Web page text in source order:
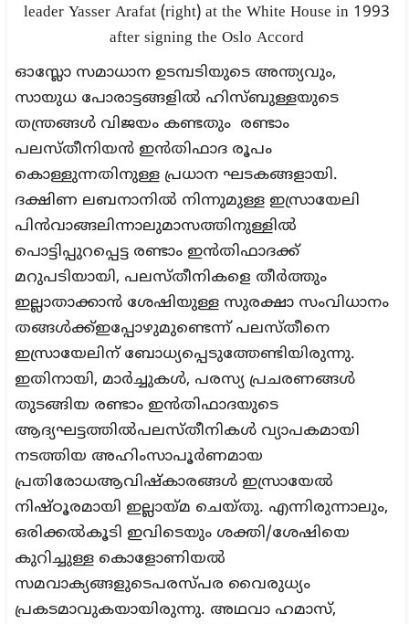
leader Yasser Arafat (right) at the White House in 1993
after signing the Oslo Accord
ഓസ്ലോ സമാധാന ഉടമ്പടിയുടെ അന്ത്യവും,
സായുധ പോരാട്ടങ്ങളിൽ ഹിസ്ബുള്ളയുടെ
തന്ത്രങ്ങള്‍ വിജയം കണ്ടതും രണ്ടാം
പലസ്തീനിയന്‍ ഇന്‍തിഫാദ രൂപം
കൊള്ളുന്നതിനുള്ള പ്രധാന ഘടകങ്ങളായി.
ദക്ഷിണ ലബനാനില്‍ നിന്നുമുള്ള ഇസ്രായേലി
പിന്‍വാങ്ങലിന്നാലുമാസത്തിനുള്ളില്‍
പൊട്ടിപ്പുറപ്പെട്ട രണ്ടാം ഇന്‍തിഫാദക്ക്
മറുപടിയായി, പലസ്തീനികളെ തീര്‍ത്തും
ഇല്ലാതാക്കാന്‍ ശേഷിയുള്ള സുരക്ഷാ സംവിധാനം
തങ്ങള്‍ക്ക്ഇപ്പോഴുമുണ്ടെന്ന് പലസ്തീനെ
ഇസ്രായേലിന് ബോധ്യപ്പെടുത്തേണ്ടിയിരുന്നു.
ഇതിനായി, മാര്‍ച്ചുകള്‍, പരസ്യ പ്രചരണങ്ങള്‍
തുടങ്ങിയ രണ്ടാം ഇന്‍തിഫാദയുടെ
ആദ്യഘട്ടത്തില്‍പലസ്തീനികള്‍ വ്യാപകമായി
നടത്തിയ അഹിംസാപൂര്‍ണമായ
പ്രതിരോധആവിഷ്‌കാരങ്ങള്‍ ഇസ്രായേല്‍
നിഷ്ഠൂരമായി ഇല്ലായ്മ ചെയ്തു. എന്നിരുന്നാലും,
ഒരിക്കല്‍കൂടി ഇവിടെയും ശക്തി/ശേഷിയെ
കുറിച്ചുള്ള കൊളോണിയല്‍
സമവാക്യങ്ങളുടെപരസ്പര വൈരുധ്യം
പ്രകടമാവുകയായിരുന്നു. അഥവാ ഹമാസ്,